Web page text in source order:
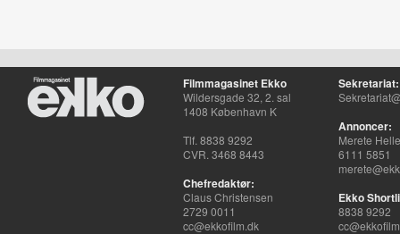
Filmmagasinet Ekko
Wildersgade 32, 2. sal
1408 København K
Tlf. 8838 9292
CVR. 3468 8443
Chefredaktør:
Claus Christensen
2729 0011
cc@ekkofilm.dk
Sekretariat:
Annoncer:
Merete
6111 5851
Ekko
8838 9292